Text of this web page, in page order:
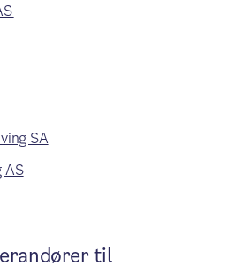
SA
AS
til